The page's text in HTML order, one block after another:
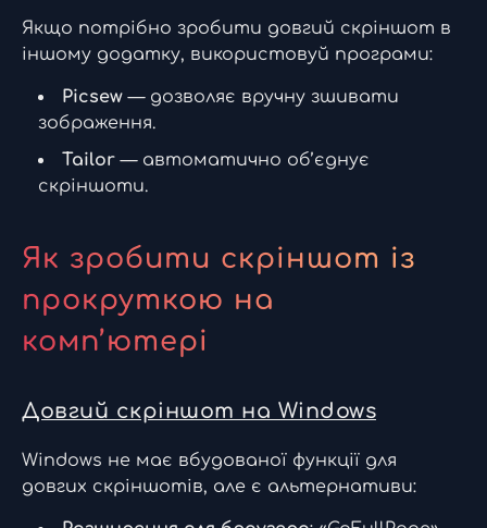
Якщо потрібно зробити довгий скріншот в
іншому додатку, використовуй програми:
Picsew — дозволяє вручну зшивати
зображення.
Tailor — автоматично об’єднує
скріншоти.
Як зробити скріншот із
прокруткою на
комп’ютері
Довгий скріншот на Windows
Windows не має вбудованої функції для
довгих скріншотів, але є альтернативи: